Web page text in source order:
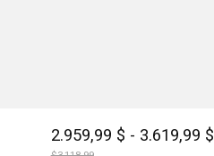
2.959,99 $ - 3.619,99 $